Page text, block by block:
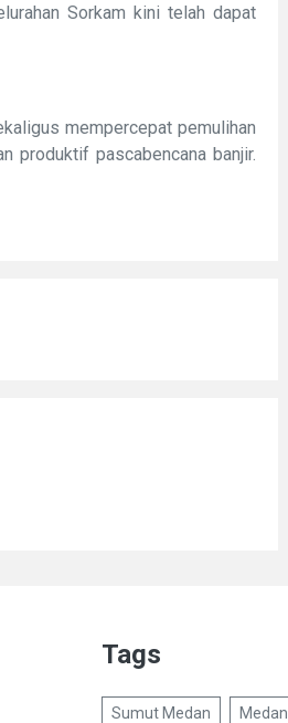
Sorkam kini telah dapat
mempercepat pemulihan
produktif pascabencana banjir.
Tags
Sumut Medan Medan